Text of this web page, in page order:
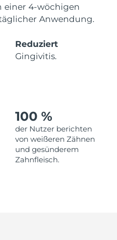
einer 4-wöchigen
Anwendung.
Reduziert
Gingivitis.
100 %
der Nutzer berichten
von weißeren Zähnen
und gesünderem
Zahnfleisch.